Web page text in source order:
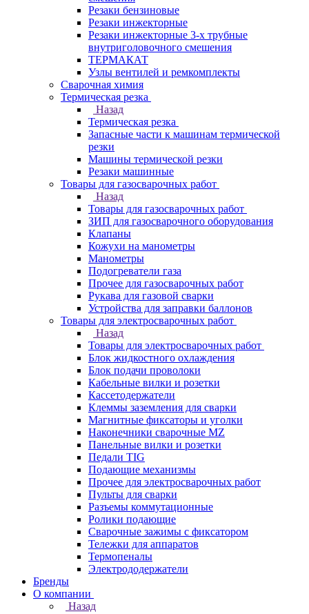
Резаки бензиновые
Резаки инжекторные
Резаки инжекторные 3-х трубные
внутриголовочного смешения
ТЕРМАКАТ
Узлы вентилей и ремкомплекты
Сварочная химия
Термическая резка
Назад
Термическая резка
Запасные части к машинам термической
резки
Машины термической резки
Резаки машинные
Товары для газосварочных работ
Назад
Товары для газосварочных работ
ЗИП для газосварочного оборудования
Клапаны
Кожухи на манометры
Манометры
Подогреватели газа
Прочее для газосварочных работ
Рукава для газовой сварки
Устройства для заправки баллонов
Товары для электросварочных работ
Назад
Товары для электросварочных работ
Блок жидкостного охлаждения
Блок подачи проволоки
Кабельные вилки и розетки
Кассетодержатели
Клеммы заземления для сварки
Магнитные фиксаторы и уголки
Наконечники сварочные MZ
Панельные вилки и розетки
Педали TIG
Подающие механизмы
Прочее для электросварочных работ
Пульты для сварки
Разъемы коммутационные
Ролики подающие
Сварочные зажимы с фиксатором
Тележки для аппаратов
Термопеналы
Электрододержатели
Бренды
О компании
Назад